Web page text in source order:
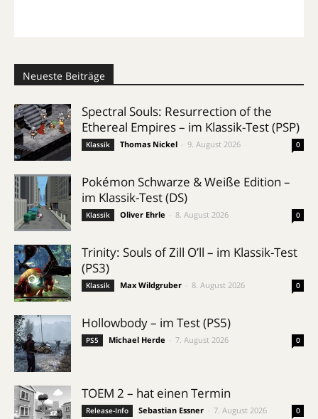
Neueste Beiträge
Spectral Souls: Resurrection of the
Ethereal Empires – im Klassik-Test (PSP)
Klassik Thomas Nickel 9. August 2026 0
Pokémon Schwarze & Weiße Edition –
im Klassik-Test (DS)
Klassik Oliver Ehrle 8. August 2026 0
Trinity: Souls of Zill O’ll – im Klassik-Test
(PS3)
Klassik Max Wildgruber 8. August 2026 0
Hollowbody – im Test (PS5)
PS5 Michael Herde 7. August 2026 0
TOEM 2 – hat einen Termin
Release-Info Sebastian Essner 7. August 2026 0